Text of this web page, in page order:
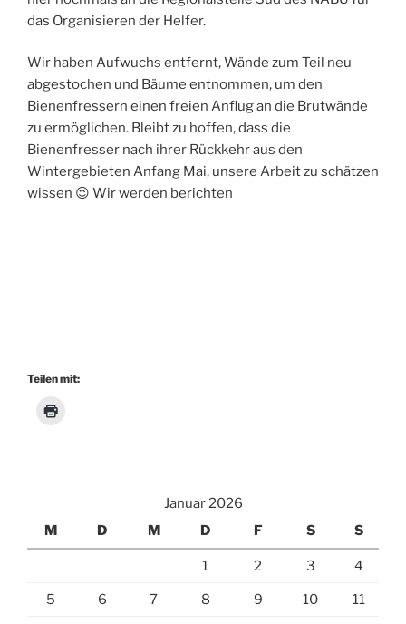
das Organisieren der Helfer.
Wir haben Aufwuchs entfernt, Wände zum Teil neu
abgestochen und Bäume entnommen, um den
Bienenfressern einen freien Anflug an die Brutwände
zu ermöglichen. Bleibt zu hoffen, dass die
Bienenfresser nach ihrer Rückkehr aus den
Wintergebieten Anfang Mai, unsere Arbeit zu schätzen
wissen 😉 Wir werden berichten
Teilen mit:
Januar 2026
M
D M D F S S
1 2 3 4
5 6 7 8 9 10 11